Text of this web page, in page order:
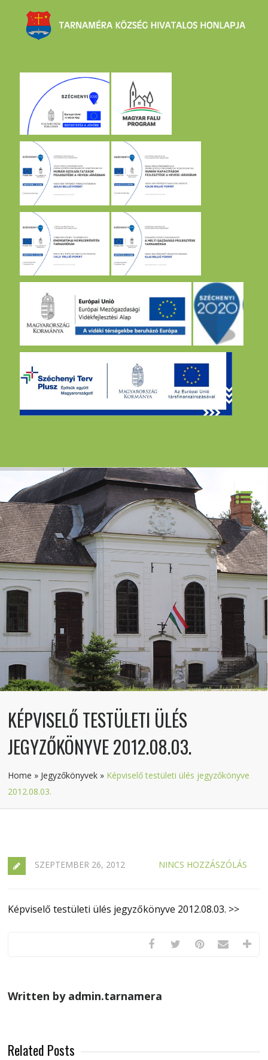
KÉPVISELŐ TESTÜLETI ÜLÉS
JEGYZŐKÖNYVE 2012.08.03.
Home » Jegyzőkönyvek » Képviselő testületi ülés jegyzőkönyve
2012.08.03.
SZEPTEMBER 26, 2012 NINCS HOZZÁSZÓLÁS
Képviselő testületi ülés jegyzőkönyve 2012.08.03. >>
Written by admin.tarnamera
Related Posts